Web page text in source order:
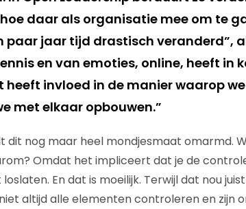
daar als organisatie mee om te
paar jaar tijd drastisch veranderd”,
en van emoties, online, heeft in
heeft invloed in de manier waarop
met elkaar opbouwen.”
nog maar heel mondjesmaat omarmd.
Omdat het impliceert dat je de
En dat is moeilijk. Terwijl dat nou
altijd alle elementen controleren en zijn